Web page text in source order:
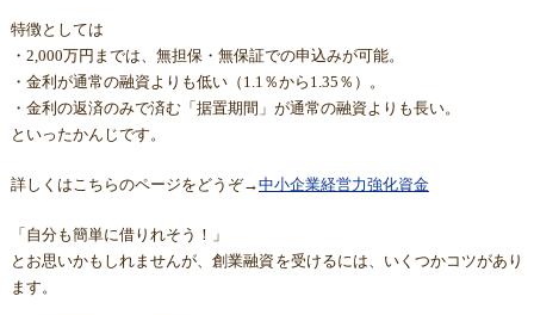
特徴としては
・2,000万円までは、無担保・無保証での申込みが可能。
・金利が通常の融資よりも低い（1.1％から1.35％）。
・金利の返済のみで済む「据置期間」が通常の融資よりも長い。
といったかんじです。
詳しくはこちらのページをどうぞ→中小企業経営力強化資金
「自分も簡単に借りれそう！」
とお思いかもしれませんが、創業融資を受けるには、いくつかコツがあり
ます。